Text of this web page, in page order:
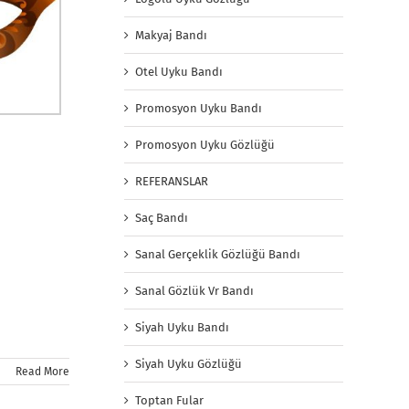
Read More
Makyaj Bandı
Otel Uyku Bandı
Promosyon Uyku Bandı
Promosyon Uyku Gözlüğü
REFERANSLAR
Saç Bandı
Sanal Gerçeklik Gözlüğü Bandı
Sanal Gözlük Vr Bandı
Siyah Uyku Bandı
Siyah Uyku Gözlüğü
Toptan Fular